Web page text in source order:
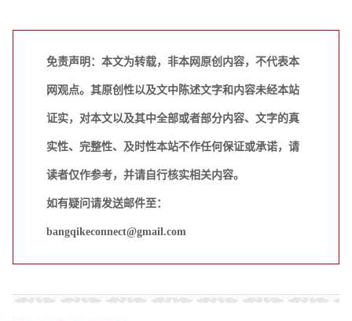
免责声明：本文为转载，非本网原创内容，不代表本
网观点。其原创性以及文中陈述文字和内容未经本站
证实，对本文以及其中全部或者部分内容、文字的真
实性、完整性、及时性本站不作任何保证或承诺，请
读者仅作参考，并请自行核实相关内容。
如有疑问请发送邮件至：
bangqikeconnect@gmail.com